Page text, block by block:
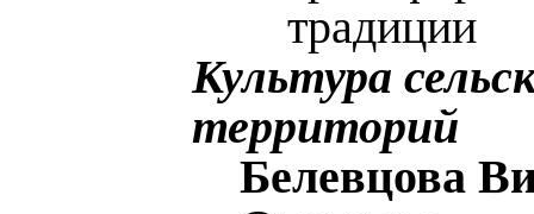
традиции
Культура
территорий
Белевцова